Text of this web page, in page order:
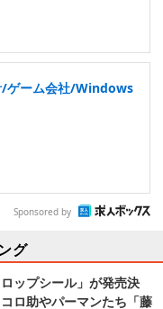
/ゲーム会社/Windows
Sponsored by
グ
ップシール」が発売決
ロ助やパーマンたち「藤